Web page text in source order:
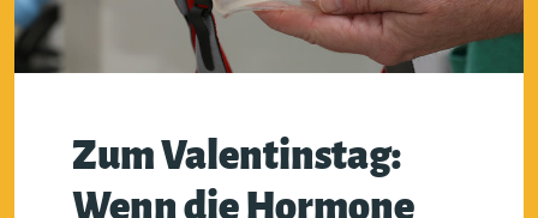
Zum Valentinstag:
Wenn die Hormone